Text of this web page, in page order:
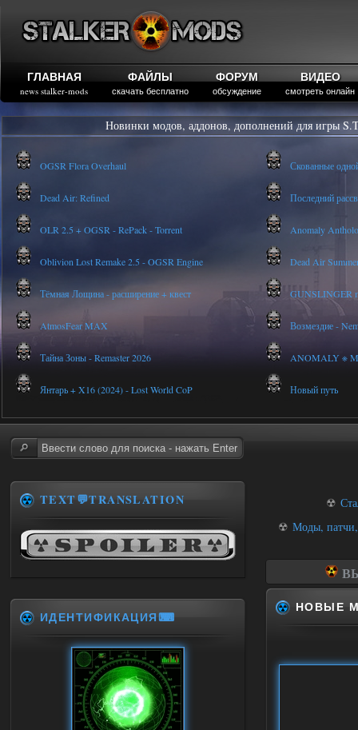
ГЛАВНАЯ
news stalker-mods
ФАЙЛЫ
скачать бесплатно
ФОРУМ
обсуждение
ВИДЕО
смотреть онлайн
Новинки модов, аддонов, дополнений для игры
OGSR Flora Overhaul Скованные
Dead Air: Refined Последний
OLR 2.5 + OGSR - RePack - Torrent Anomaly
Oblivion Lost Remake 2.5 - OGSR Engine Dead Air
Тёмная Лощина - расширение + квест GUNSLINGER
AtmosFear MAX Возмездие -
Тайна Зоны - Remaster 2026 ANOMALY ※
Янтарь + X16 (2024) - Lost World CoP Новый путь
☢
☢ Моды,
НОВЫЕ
TEXT💬TRANSLATION
ИДЕНТИФИКАЦИЯ⌨